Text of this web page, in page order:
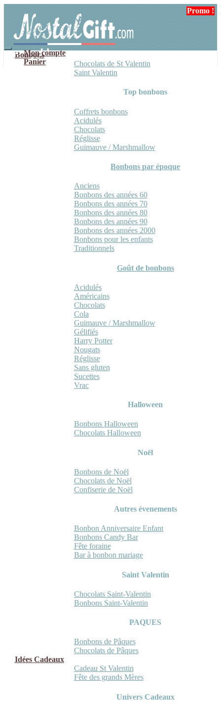
navigation
contenu
Mon compte
Panier
Bonbons
Chocolats de St Valentin
Saint Valentin
Top bonbons
Coffrets bonbons
Acidulés
Chocolats
Réglisse
Guimauve / Marshmallow
Bonbons par époque
Anciens
Bonbons des années 60
Bonbons des années 70
Bonbons des années 80
Bonbons des années 90
Bonbons des années 2000
Bonbons pour les enfants
Traditionnels
Goût de bonbons
Acidulés
Américains
Chocolats
Cola
Guimauve / Marshmallow
Gélifiés
Harry Potter
Nougats
Réglisse
Sans gluten
Sucettes
Vrac
Halloween
Bonbons Halloween
Chocolats Halloween
Noël
Bonbons de Noël
Chocolats de Noël
Confiserie de Noël
Autres évenements
Bonbon Anniversaire Enfant
Bonbons Candy Bar
Fête foraine
Bar à bonbon mariage
Saint Valentin
Chocolats Saint-Valentin
Bonbons Saint-Valentin
PAQUES
Bonbons de Pâques
Chocolats de Pâques
Idées Cadeaux
Cadeau St Valentin
Fête des grands Mères
Univers Cadeaux
Promo !